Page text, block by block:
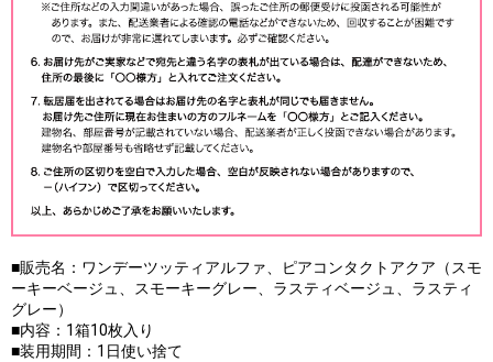
■販売名：ワンデーツッティアルファ、ピアコンタクトアクア（スモ
ーキーベージュ、スモーキーグレー、ラスティベージュ、ラスティ
グレー）
■内容：1箱10枚入り
■装用期間：1日使い捨て